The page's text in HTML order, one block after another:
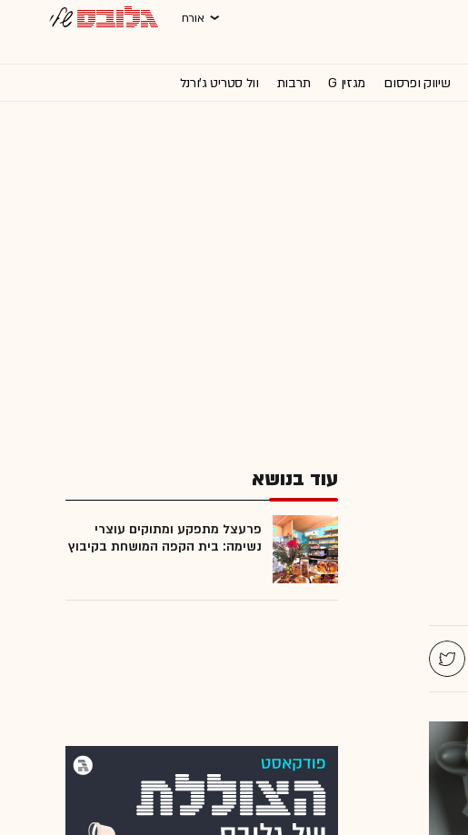
אורח
שיווק ופרסום מגזין G תרבות וול סטריט ג'ורנל
עוד בנושא
פרעצל מתפקע ומתוקים עוצרי
נשימה: בית הקפה המושחת בקיבוץ